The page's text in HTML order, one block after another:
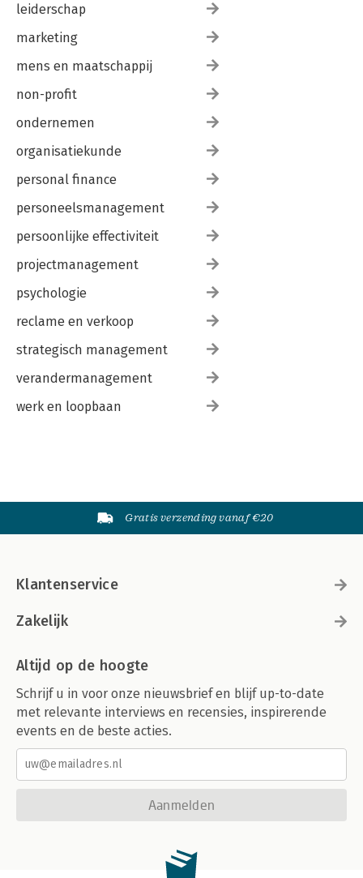
leiderschap
marketing
mens en maatschappij
non-profit
ondernemen
organisatiekunde
personal finance
personeelsmanagement
persoonlijke effectiviteit
projectmanagement
psychologie
reclame en verkoop
strategisch management
verandermanagement
werk en loopbaan
Gratis verzending vanaf €20
Klantenservice
Zakelijk
Altijd op de hoogte
Schrijf u in voor onze nieuwsbrief en blijf up-to-date
met relevante interviews en recensies, inspirerende
events en de beste acties.
Aanmelden